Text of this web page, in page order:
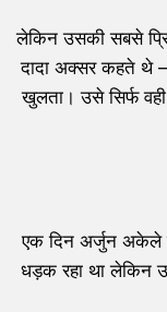
लेकिन उसकी सबसे
दादा अक्सर कहते थे –
खुलता। उसे सिर्फ
एक दिन अर्जुन अकेले
धड़क रहा था लेकिन